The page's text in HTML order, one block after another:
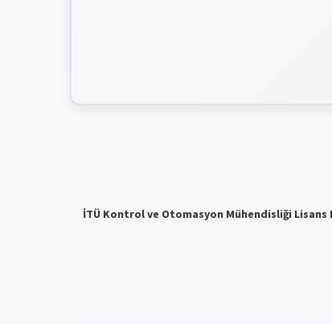
İTÜ Kontrol ve Otomasyon Mühendisliği